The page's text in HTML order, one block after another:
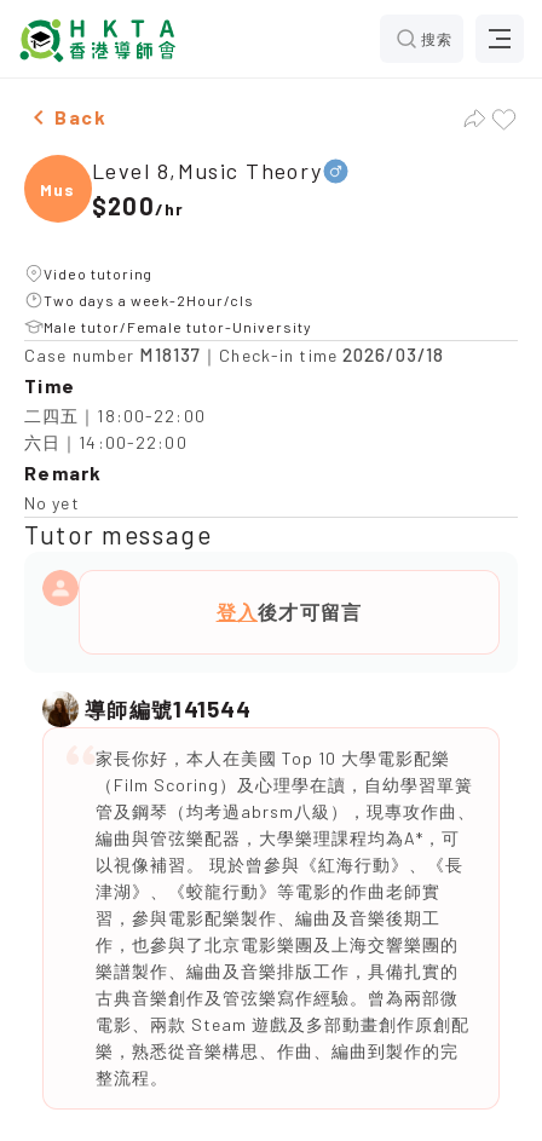
搜索
Male Level 8,Music Theory，Tseung Kwan O Tuition
Back
Music
Level 8,Music Theory
$200/hr
Video tutoring
Two days a week-2Hour/cls
Male tutor/Female tutor-University
Case number M18137 ｜Check-in time 2026/03/18
Time
二四五｜18:00-22:00
六日｜14:00-22:00
Remark
No yet
Tutor message
登入後才可留言
導師編號141544
家長你好，本人在美國 Top 10 大學電影配樂
（Film Scoring）及心理學在讀，自幼學習單簧
管及鋼琴（均考過abrsm八級），現專攻作曲、
編曲與管弦樂配器，大學樂理課程均為A*，可
以視像補習。 現於曾參與《紅海行動》、《長
津湖》、《蛟龍行動》等電影的作曲老師實
習，參與電影配樂製作、編曲及音樂後期工
作，也參與了北京電影樂團及上海交響樂團的
樂譜製作、編曲及音樂排版工作，具備扎實的
古典音樂創作及管弦樂寫作經驗。曾為兩部微
電影、兩款 Steam 遊戲及多部動畫創作原創配
樂，熟悉從音樂構思、作曲、編曲到製作的完
整流程。